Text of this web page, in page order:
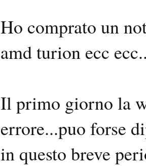
Ho comprato un
amd turion ecc
Il primo giorno la
errore...puo forse
in questo breve